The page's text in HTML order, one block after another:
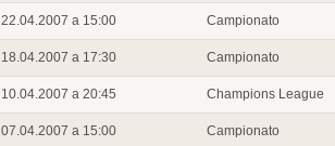
22.04.2007 a 15:00 Campionato
18.04.2007 a 17:30 Campionato
10.04.2007 a 20:45 Champions League
07.04.2007 a 15:00 Campionato